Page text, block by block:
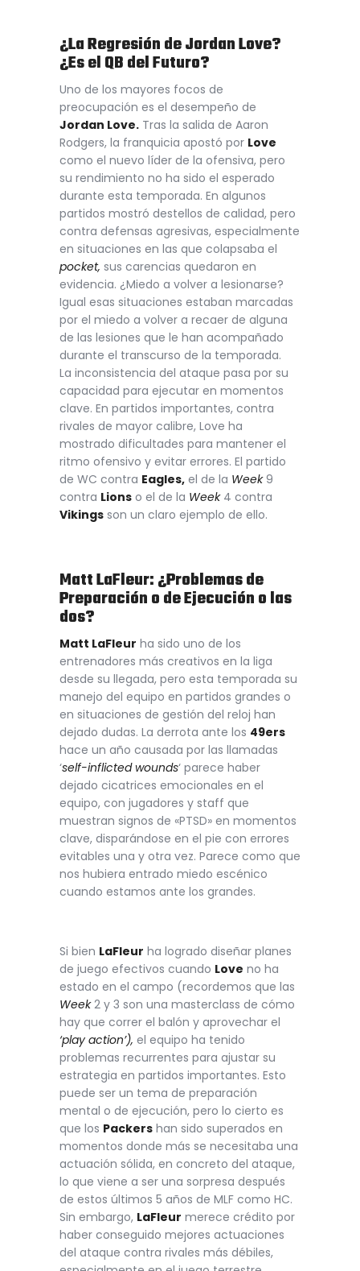
¿La Regresión de Jordan Love?
¿Es el QB del Futuro?
Uno de los mayores focos de
preocupación es el desempeño de
Jordan Love. Tras la salida de Aaron
Rodgers, la franquicia apostó por Love
como el nuevo líder de la ofensiva, pero
su rendimiento no ha sido el esperado
durante esta temporada. En algunos
partidos mostró destellos de calidad, pero
contra defensas agresivas, especialmente
en situaciones en las que colapsaba el
pocket, sus carencias quedaron en
evidencia. ¿Miedo a volver a lesionarse?
Igual esas situaciones estaban marcadas
por el miedo a volver a recaer de alguna
de las lesiones que le han acompañado
durante el transcurso de la temporada.
La inconsistencia del ataque pasa por su
capacidad para ejecutar en momentos
clave. En partidos importantes, contra
rivales de mayor calibre, Love ha
mostrado dificultades para mantener el
ritmo ofensivo y evitar errores. El partido
de WC contra Eagles, el de la Week9
contra Lions o el de la Week4 contra
Vikings son un claro ejemplo de ello.
Matt LaFleur: ¿Problemas de
Preparación o de Ejecución o las
dos?
Matt LaFleur ha sido uno de los
entrenadores más creativos en la liga
desde su llegada, pero esta temporada su
manejo del equipo en partidos grandes o
en situaciones de gestión del reloj han
dejado dudas. La derrota ante los 49ers
hace un año causada por las llamadas
‘self-inflicted wounds‘ parece haber
dejado cicatrices emocionales en el
equipo, con jugadores y staff que
muestran signos de «PTSD» en momentos
clave, disparándose en el pie con errores
evitables una y otra vez. Parece como que
nos hubiera entrado miedo escénico
cuando estamos ante los grandes.
Si bien LaFleur ha logrado diseñar planes
de juego efectivos cuando Love no ha
estado en el campo (recordemos que las
Week2 y 3 son una masterclass de cómo
hay que correr el balón y aprovechar el
‘play action’), el equipo ha tenido
problemas recurrentes para ajustar su
estrategia en partidos importantes. Esto
puede ser un tema de preparación
mental o de ejecución, pero lo cierto es
que los Packers han sido superados en
momentos donde más se necesitaba una
actuación sólida, en concreto del ataque,
lo que viene a ser una sorpresa después
de estos últimos 5 años de MLF como HC.
Sin embargo, LaFleur merece crédito por
haber conseguido mejores actuaciones
del ataque contra rivales más débiles,